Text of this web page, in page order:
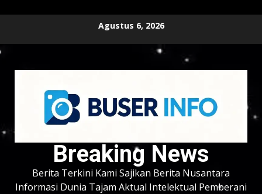
content
Agustus 6, 2026
Breaking News
Berita Terkini Kami Sajikan Berita Nusantara
Informasi Dunia Tajam Aktual Intelektual Pemberani